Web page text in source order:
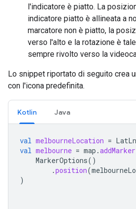
l'indicatore è piatto. La
indicatore piatto è allineata a
marcatore non è piatto, la
verso l'alto e la rotazione è
sempre rivolto verso la
Lo snippet riportato di seguito crea
con l'icona predefinita.
Kotlin Java
val melbourneLocation =
val melbourne = map .addMarker
MarkerOptions()
.position(
)